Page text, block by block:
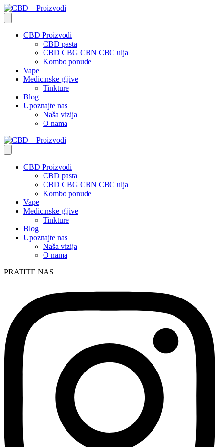
CBD Proizvodi
CBD pasta
CBD CBG CBN CBC ulja
Kombo ponude
Vape
Medicinske gljive
Tinkture
Blog
Upoznajte nas
Naša vizija
O nama
CBD Proizvodi
CBD pasta
CBD CBG CBN CBC ulja
Kombo ponude
Vape
Medicinske gljive
Tinkture
Blog
Upoznajte nas
Naša vizija
O nama
PRATITE NAS